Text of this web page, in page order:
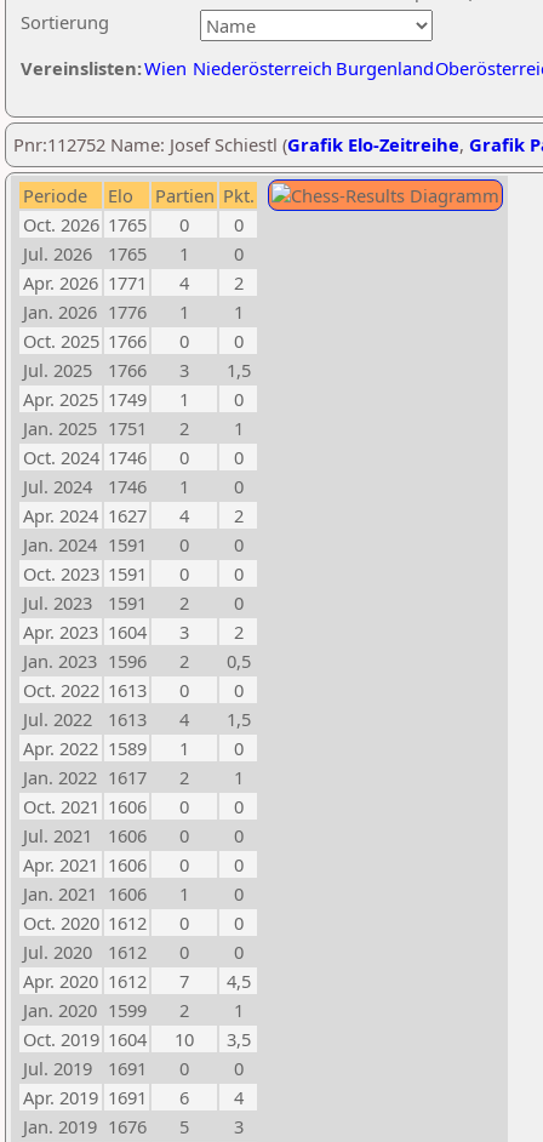
Sortierung
Vereinslisten:Wien Niederösterreich Burgenland
Pnr:112752 Name: Josef Schiestl (Grafik Elo-Zeitreihe, Grafik
Periode Elo Partien Pkt.
Oct. 2026 1765 0
0
Jul. 2026
1765 1
0
Apr. 2026 1771 4
2
Jan. 2026 1776 1
1
Oct. 2025 1766 0
0
Jul. 2025
1766 3
1,5
Apr. 2025 1749 1
0
Jan. 2025 1751 2
1
Oct. 2024 1746 0
0
Jul. 2024
1746 1
0
Apr. 2024 1627 4
2
Jan. 2024 1591 0
0
Oct. 2023 1591 0
0
Jul. 2023
1591 2
0
Apr. 2023 1604 3
2
Jan. 2023 1596 2
0,5
Oct. 2022 1613 0
0
Jul. 2022
1613 4
1,5
Apr. 2022 1589 1
0
Jan. 2022 1617 2
1
Oct. 2021 1606 0
0
Jul. 2021
1606 0
0
Apr. 2021 1606 0
0
Jan. 2021 1606 1
0
Oct. 2020 1612 0
0
Jul. 2020
1612 0
0
Apr. 2020 1612 7
4,5
Jan. 2020 1599 2
1
Oct. 2019 1604 10
3,5
Jul. 2019
1691 0
0
Apr. 2019 1691 6
4
Jan. 2019 1676 5
3